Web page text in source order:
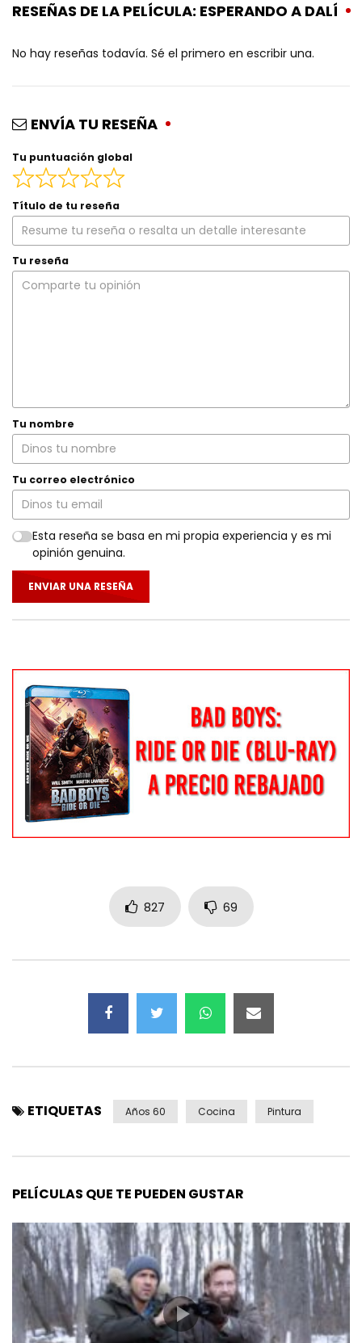
RESEÑAS DE LA PELÍCULA: ESPERANDO A DALÍ
No hay reseñas todavía. Sé el primero en escribir una.
ENVÍA TU RESEÑA
Tu puntuación global
Título de tu reseña
Tu reseña
Tu nombre
Tu correo electrónico
Esta reseña se basa en mi propia experiencia y es mi
opinión genuina.
ENVIAR UNA RESEÑA
827 69
ETIQUETAS Años 60 Cocina Pintura
PELÍCULAS QUE TE PUEDEN GUSTAR